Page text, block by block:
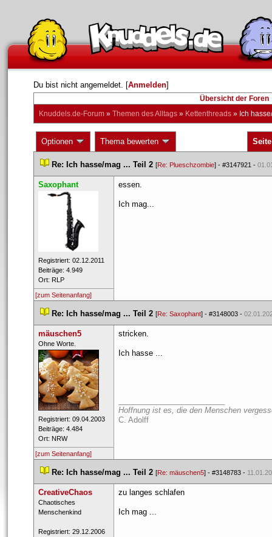
Du bist nicht angemeldet. [Anmelden]
Übersicht der Foren
Knuddels.de-Forum » Themen des Alltag » Kettenthread » Ich
Optionen Thema bewerten
Re: Ich hasse/mag ... Teil 2 [Re: Plueschzombie] - #3147921 -
Saxophant
Registriert: 02.12.2011
Beiträge: 4.949
Ort: RLP
essen.
Ich mag...
[zum Seitenanfang]
Re: Ich hasse/mag ... Teil 2 [Re: Saxophant] - #3148003 -
mäuschen5
​Ohne Worte.
Registriert: 09.04.2003
Beiträge: 4.484
Ort: NRW
tricken.
Ich hasse ...
Hoffnung ist es, die den Menschen
C. Adolff
[zum Seitenanfang]
Re: Ich hasse/mag ... Teil 2 [Re: mäuschen5] - #3148783 -
CreativeChao
​Chaotisches
Menschenkind
Registriert: 29.12.2006
zu langes schlafen
Ich mag ...